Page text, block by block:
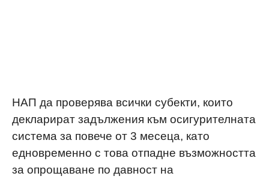
НАП да проверява всички субекти, които
декларират задължения към осигурителната
система за повече от 3 месеца, като
едновременно с това отпадне възможността
за опрощаване по давност на